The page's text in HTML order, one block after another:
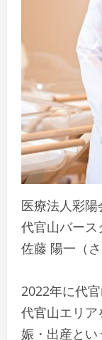
医療法人彩
代官山バー
佐藤 陽一（
2022年に代
代官山エリ
娠・出産とい